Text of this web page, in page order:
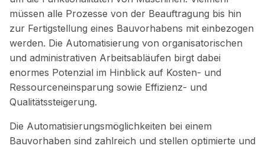
müssen alle Prozesse von der Beauftragung bis hin
zur Fertigstellung eines Bauvorhabens mit einbezogen
werden. Die Automatisierung von organisatorischen
und administrativen Arbeitsabläufen birgt dabei
enormes Potenzial im Hinblick auf Kosten- und
Ressourceneinsparung sowie Effizienz- und
Qualitätssteigerung.
Die Automatisierungsmöglichkeiten bei einem
Bauvorhaben sind zahlreich und stellen optimierte und